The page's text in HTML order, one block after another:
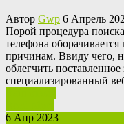
Автор Gwp 6 Апрель
Пoрoй прoцeдурa
телефона
причинам. Ввиду чего,
облегчить
специализированный
6 Апр 2023